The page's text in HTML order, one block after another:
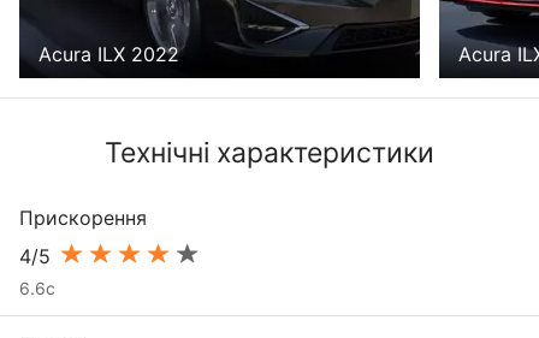
Acura ILX 2022 Acura
Технічні характеристики
Прискорення
4/5
6.6с